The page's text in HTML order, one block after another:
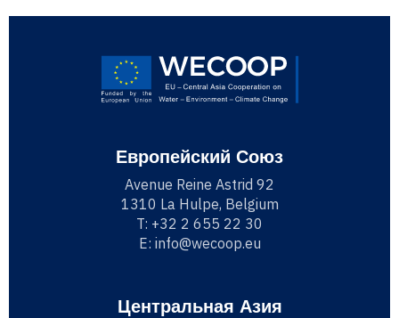
Европейский Союз
Avenue Reine Astrid 92
1310 La Hulpe, Belgium
T: +32 2 655 22 30
E: info@wecoop.eu
Центральная Азия